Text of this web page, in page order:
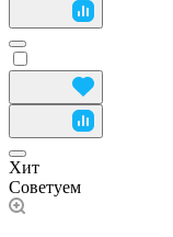
Хит
Советуем